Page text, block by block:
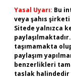
Yasal Uyarı: Bu
veya şahıs
Sitede yalnızca
taşımamakta
paylaşım
benzerlikleri
taslak halindedir